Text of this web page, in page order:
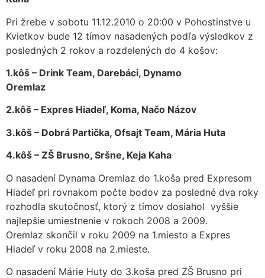
Pri žrebe v sobotu 11.12.2010 o 20:00 v Pohostinstve u
Kvietkov bude 12 tímov nasadených podľa výsledkov z
posledných 2 rokov a rozdelených do 4 košov:
1.kôš – Drink Team, Darebáci, Dynamo
Oremlaz
2.kôš – Expres Hiadeľ, Koma, Načo Názov
3.kôš – Dobrá Partička, Ofsajt Team, Mária Huta
4.kôš – ZŠ Brusno, Sršne, Keja Kaha
O nasadení Dynama Oremlaz do 1.koša pred Expresom
Hiadeľ pri rovnakom počte bodov za posledné dva roky
rozhodla skutočnosť, ktorý z tímov dosiahol vyššie
najlepšie umiestnenie v rokoch 2008 a 2009.
Oremlaz skončil v roku 2009 na 1.miesto a Expres
Hiadeľ v roku 2008 na 2.mieste.
O nasadení Márie Huty do 3.koša pred ZŠ Brusno pri